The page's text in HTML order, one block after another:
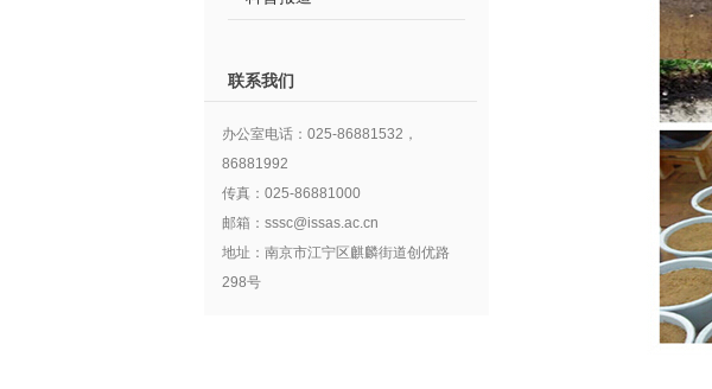
联系我们
办公室电话：025-86881532，
86881992
传真：025-86881000
邮箱：sssc@issas.ac.cn
地址：南京市江宁区麒麟街道创优路
298号